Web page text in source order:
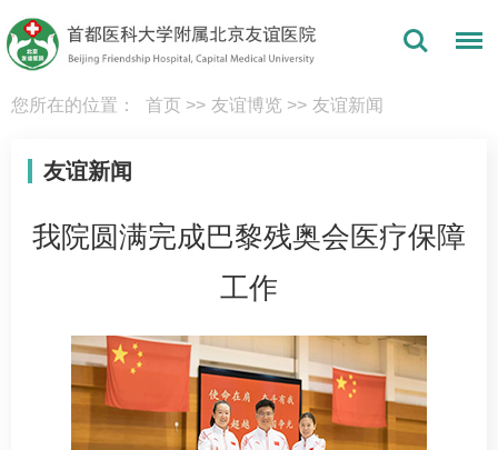
您所在的位置： 首页 >> 友谊博览 >> 友谊新闻
友谊新闻
我院圆满完成巴黎残奥会医疗保障
工作